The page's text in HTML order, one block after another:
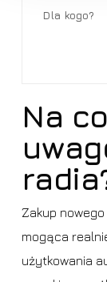
Dla kogo?
Na
Zakup
mogąca
użytkowania